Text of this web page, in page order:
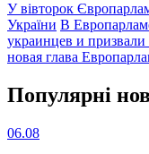
У вівторок
України В
украинцев и
новая глава
Популярнi
06.08